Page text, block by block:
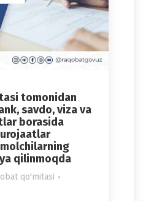
tomonidan
savdo, viza va
borasida
qilinmoqda
qo'mitasi